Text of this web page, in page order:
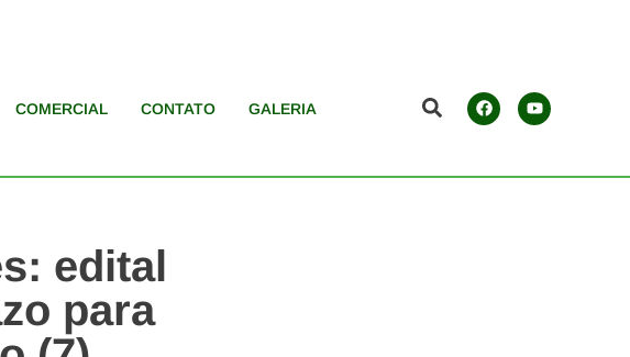
COMERCIAL CONTATO GALERIA
edital
para